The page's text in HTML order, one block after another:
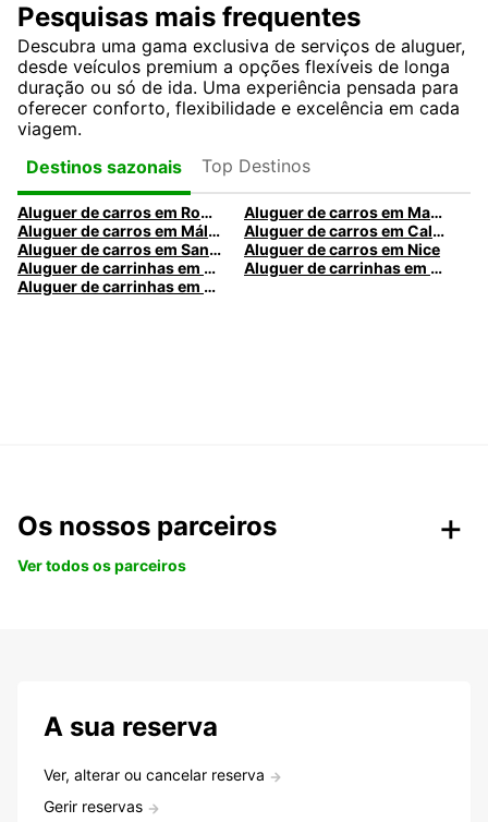
Pesquisas mais frequentes
Descubra uma gama exclusiva de serviços de aluguer,
desde veículos premium a opções flexíveis de longa
duração ou só de ida. Uma experiência pensada para
oferecer conforto, flexibilidade e excelência em cada
viagem.
Destinos sazonais
Top Destinos
Aluguer de carros em Roma
Aluguer de carros em Madrid
Aluguer de carros em Málaga
Aluguer de carros em Caldas da Rainha
Aluguer de carros em Santa Maria da Feira
Aluguer de carros em Nice
Aluguer de carrinhas em Nice
Aluguer de carrinhas em Santa Maria da Feira
Aluguer de carrinhas em Caldas da Rainha
Os nossos parceiros
Ver todos os parceiros
A sua reserva
Ver, alterar ou cancelar reserva
Gerir reservas